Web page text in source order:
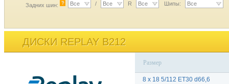
Задних шин: ? Все / Все R Все Шипы: Все
ДИСКИ REPLAY B212
Размер
8 x 18 5/112 ET30 d66,6